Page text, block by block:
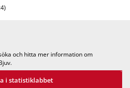
och hitta mer information om
i statistiklabbet